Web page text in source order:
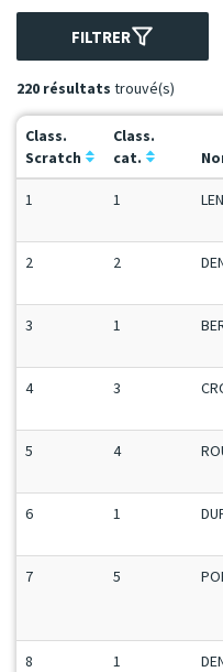
FILTRER
220 résultats trouvé(s)
Class.
Scratch
Class.
cat.
1 1
2 2
3 1
4 3
5 4
6 1
7 5
8 1